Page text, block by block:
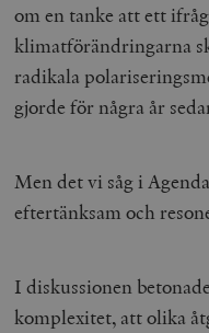
om en tanke att ett
klimatförändringarna
radikala
gjorde för några år
Men det vi såg i
eftertänksam och
I diskussionen
komplexitet, att olika